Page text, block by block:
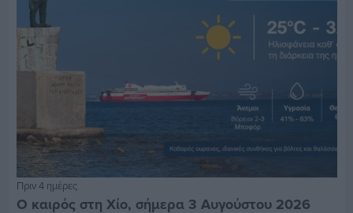
Πριν 4 ημέρες
Ο καιρός στη Χίο, σήμερα 3 Αυγούστου 2026